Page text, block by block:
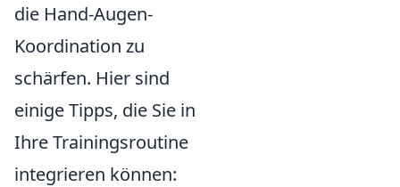
die Hand-Augen-
Koordination zu
schärfen. Hier sind
einige Tipps, die Sie in
Ihre Trainingsroutine
integrieren können: